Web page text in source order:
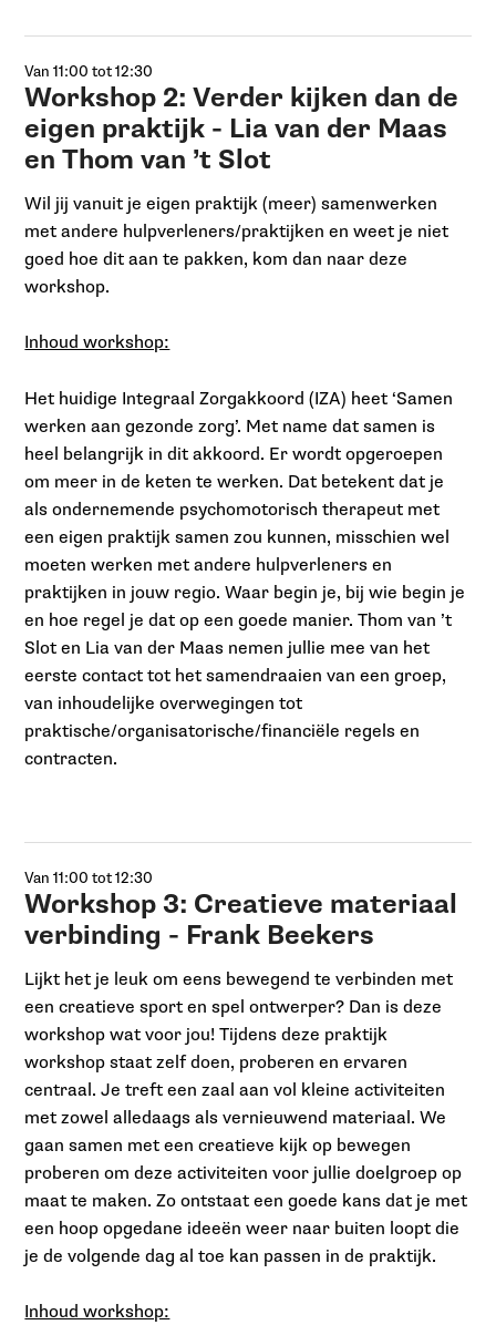
Van 11:00 tot 12:30
Workshop 2: Verder kijken dan de
eigen praktijk - Lia van der Maas
en Thom van ’t Slot
Wil jij vanuit je eigen praktijk (meer) samenwerken
met andere hulpverleners/praktijken en weet je niet
goed hoe dit aan te pakken, kom dan naar deze
workshop.
Inhoud workshop:
Het huidige Integraal Zorgakkoord (IZA) heet ‘Samen
werken aan gezonde zorg’. Met name dat samen is
heel belangrijk in dit akkoord. Er wordt opgeroepen
om meer in de keten te werken. Dat betekent dat je
als ondernemende psychomotorisch therapeut met
een eigen praktijk samen zou kunnen, misschien wel
moeten werken met andere hulpverleners en
praktijken in jouw regio. Waar begin je, bij wie begin je
en hoe regel je dat op een goede manier. Thom van ’t
Slot en Lia van der Maas nemen jullie mee van het
eerste contact tot het samendraaien van een groep,
van inhoudelijke overwegingen tot
praktische/organisatorische/financiële regels en
contracten.
Van 11:00 tot 12:30
Workshop 3: Creatieve materiaal
verbinding - Frank Beekers
Lijkt het je leuk om eens bewegend te verbinden met
een creatieve sport en spel ontwerper? Dan is deze
workshop wat voor jou! Tijdens deze praktijk
workshop staat zelf doen, proberen en ervaren
centraal. Je treft een zaal aan vol kleine activiteiten
met zowel alledaags als vernieuwend materiaal. We
gaan samen met een creatieve kijk op bewegen
proberen om deze activiteiten voor jullie doelgroep op
maat te maken. Zo ontstaat een goede kans dat je met
een hoop opgedane ideeën weer naar buiten loopt die
je de volgende dag al toe kan passen in de praktijk.
Inhoud workshop: